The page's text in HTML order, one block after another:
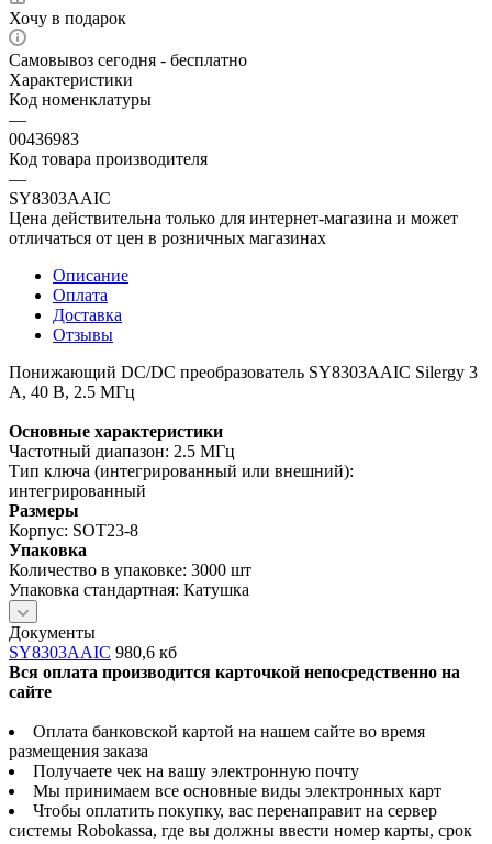
Хочу в подарок
Самовывоз сегодня - бесплатно
Характеристики
Код номенклатуры
—
00436983
Код товара производителя
—
SY8303AAIC
Цена действительна только для интернет-магазина и может
отличаться от цен в розничных магазинах
Описание
Оплата
Доставка
Отзывы
Понижающий DC/DC преобразователь SY8303AAIC Silergy 3
А, 40 В, 2.5 МГц
Основные характеристики
Частотный диапазон: 2.5 МГц
Тип ключа (интегрированный или внешний):
интегрированный
Размеры
Корпус: SOT23-8
Упаковка
Количество в упаковке: 3000 шт
Упаковка стандартная: Катушка
Документы
SY8303AAIC 980,6 кб
Вся оплата производится карточкой непосредственно на
сайте
Оплата банковской картой на нашем сайте во время
размещения заказа
Получаете чек на вашу электронную почту
Мы принимаем все основные виды электронных карт
Чтобы оплатить покупку, вас перенаправит на сервер
системы Robokassa, где вы должны ввести номер карты, срок